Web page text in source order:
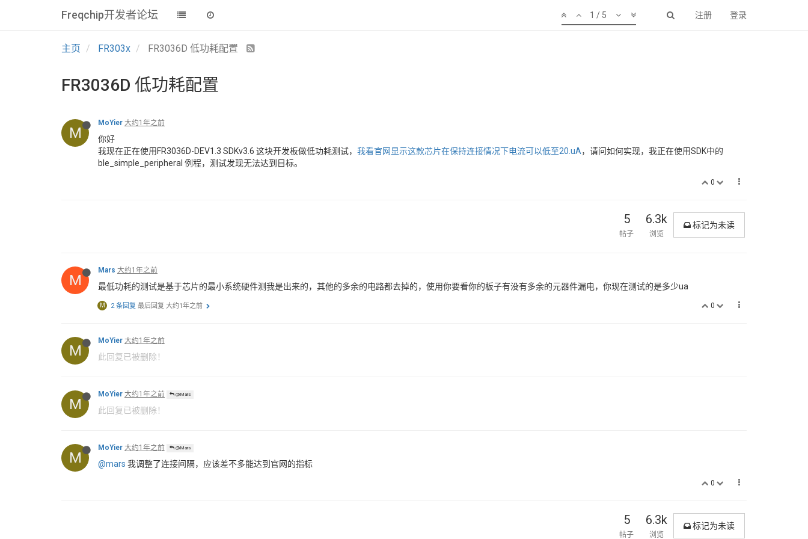
Freqchip开发者论坛 注册 登录
1 / 5
主页 FR303x FR3036D 低功耗配置
FR3036D 低功耗配置
M
MoYier 大约1年之前
你好
我现在正在使用FR3036D-DEV1.3 SDKv3.6 这块开发板做低功耗测试， 我看官网显示这款芯片在保持连接情况下电流可以低至20.uA，请问如何实现，我正在使用SDK中的
ble_simple_peripheral 例程，测试发现无法达到目标。
0
5
帖子
6.3k
浏览
标记为未读
M
Mars 大约1年之前
最低功耗的测试是基于芯片的最小系统硬件测我是出来的，其他的多余的电路都去掉的，使用你要看你的板子有没有多余的元器件漏电，你现在测试的是多少ua
0
M 2 条回复 最后回复 大约1年之前
M
MoYier 大约1年之前
此回复已被删除！
M
MoYier 大约1年之前 @Mars
此回复已被删除！
M
MoYier 大约1年之前 @Mars
@mars 我调整了连接间隔，应该差不多能达到官网的指标
0
5
帖子
6.3k
浏览
标记为未读